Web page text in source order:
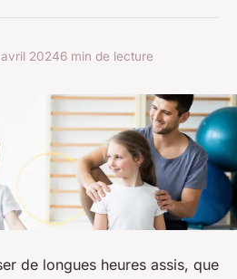
20246 min de lecture
de longues heures assis, que